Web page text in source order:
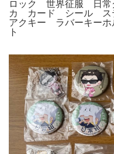
ロック 世界征服 日
カ カード シール ス
アクキー ラバーキー
ト